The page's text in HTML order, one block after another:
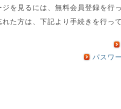
を見るには、無料会員登録を行
た方は、下記より手続きを行っ
パスワ